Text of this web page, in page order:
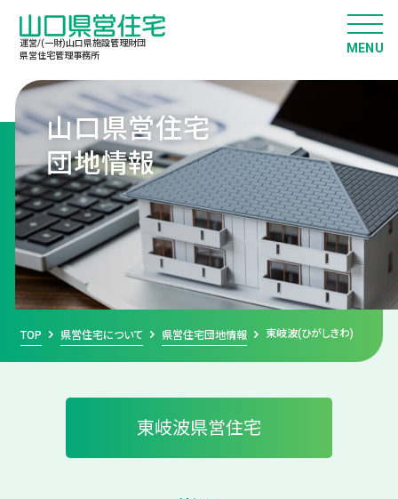
運営/(一財)山口県施設管理財団
県営住宅管理事務所
山口県営住宅
団地情報
TOP 県営住宅について 県営住宅団地情報 東岐波(ひがしきわ)
東岐波県営住宅